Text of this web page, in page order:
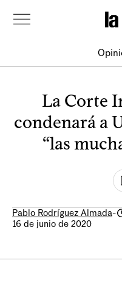
La Corte
condenará a
“las
Pablo Rodríguez Almada-
16 de junio de 2020